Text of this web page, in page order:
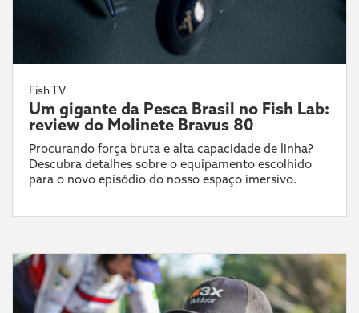
Fish TV
Um gigante da Pesca Brasil no Fish Lab:
review do Molinete Bravus 80
Procurando força bruta e alta capacidade de linha?
Descubra detalhes sobre o equipamento escolhido
para o novo episódio do nosso espaço imersivo.